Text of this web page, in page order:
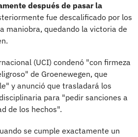
después de pasar la
fue descalificado por los
maniobra, quedando la victoria de
(UCI) condenó "con firmeza
de Groenewegen, que
y anunció que trasladará los
para "pedir sanciones a
de los hechos".
se cumple exactamente un